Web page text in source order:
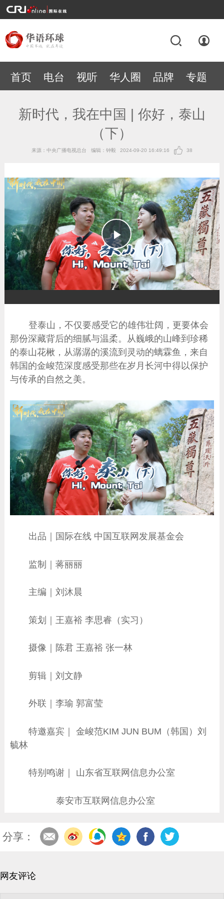
首页 电台 视听 华人圈 品牌 专题
新时代，我在中国 | 你好，泰山
（下）
来源：中央广播电视总台 编辑：钟毅 2024-09-20 16:49:16 38
播
放
登泰山，不仅要感受它的雄伟壮阔，更要体会
那份深藏背后的细腻与温柔。从巍峨的山峰到珍稀
的泰山花楸，从潺潺的溪流到灵动的螭霖鱼，来自
韩国的金峻范深度感受那些在岁月长河中得以保护
与传承的自然之美。
出品｜国际在线 中国互联网发展基金会
监制｜蒋丽丽
主编｜刘沐晨
策划｜王嘉裕 李思睿（实习）
摄像｜陈君 王嘉裕 张一林
剪辑｜刘文静
外联｜李瑜 郭富莹
特邀嘉宾｜ 金峻范KIM JUN BUM（韩国）刘
毓林
特别鸣谢｜ 山东省互联网信息办公室
泰安市互联网信息办公室
分享：
网友评论